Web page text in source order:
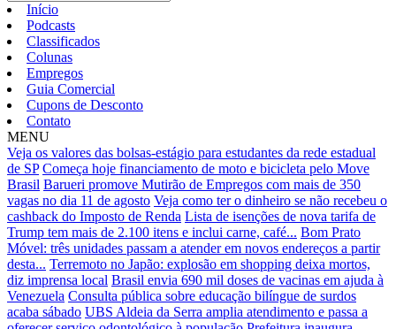
Início
Podcasts
Classificados
Colunas
Empregos
Guia Comercial
Cupons de Desconto
Contato
MENU
Veja os valores das bolsas-estágio para estudantes da rede estadual
de SP Começa hoje financiamento de moto e bicicleta pelo Move
Brasil Barueri promove Mutirão de Empregos com mais de 350
vagas no dia 11 de agosto Veja como ter o dinheiro se não recebeu o
cashback do Imposto de Renda Lista de isenções de nova tarifa de
Trump tem mais de 2.100 itens e inclui carne, café... Bom Prato
Móvel: três unidades passam a atender em novos endereços a partir
desta... Terremoto no Japão: explosão em shopping deixa mortos,
diz imprensa local Brasil envia 690 mil doses de vacinas em ajuda à
Venezuela Consulta pública sobre educação bilíngue de surdos
acaba sábado UBS Aldeia da Serra amplia atendimento e passa a